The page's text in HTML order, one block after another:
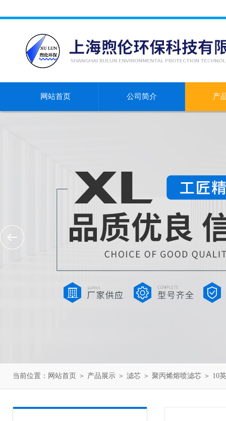
网站首页 公司简介 产
当前位置： 网站首页 ＞ 产品展示 ＞ 滤芯 ＞ 聚丙烯熔喷滤芯 ＞ 10